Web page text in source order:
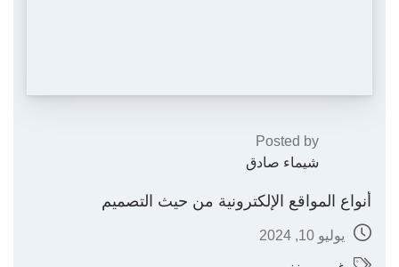
Posted by
شيماء صادق
أنواع المواقع الإلكترونية من حيث التصميم
يوليو 10, 2024